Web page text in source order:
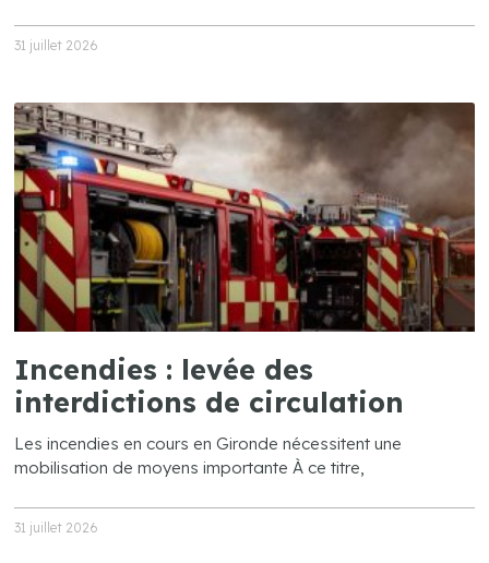
31 juillet 2026
Incendies : levée des
interdictions de circulation
Les incendies en cours en Gironde nécessitent une
mobilisation de moyens importante À ce titre,
31 juillet 2026